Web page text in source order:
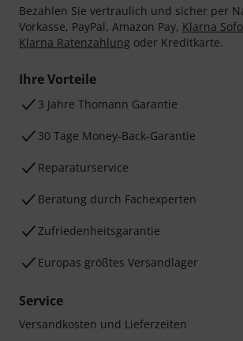
Bezahlen Sie vertraulich und sicher per
Vorkasse, PayPal, Amazon Pay, Klarna
Klarna Ratenzahlung oder Kreditkarte.
Ihre Vorteile
3 Jahre Thomann Garantie
30 Tage Money-Back-Garantie
Reparaturservice
Beratung durch Fachexperten
Zufriedenheitsgarantie
Europas größtes Versandlager
Service
Versandkosten und Lieferzeiten